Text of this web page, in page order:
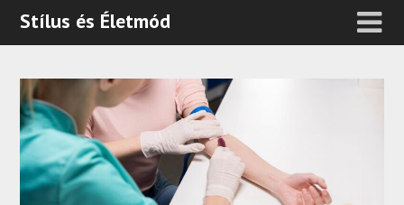
Stílus és Életmód